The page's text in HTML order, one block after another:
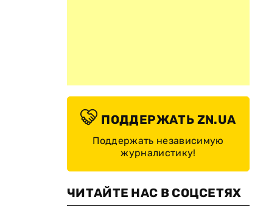
ПОДДЕРЖАТЬ ZN.UA
Поддержать независимую
журналистику!
ЧИТАЙТЕ НАС В СОЦСЕТЯХ